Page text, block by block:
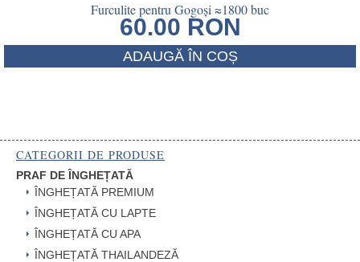
Furculite pentru Gogoși ≈1800 buc
60.00 RON
ADAUGĂ ÎN COȘ
CATEGORII DE PRODUSE
PRAF DE ÎNGHEȚATĂ
ÎNGHEȚATĂ PREMIUM
ÎNGHEȚATĂ CU LAPTE
ÎNGHEȚATĂ CU APA
ÎNGHEȚATĂ THAILANDEZĂ